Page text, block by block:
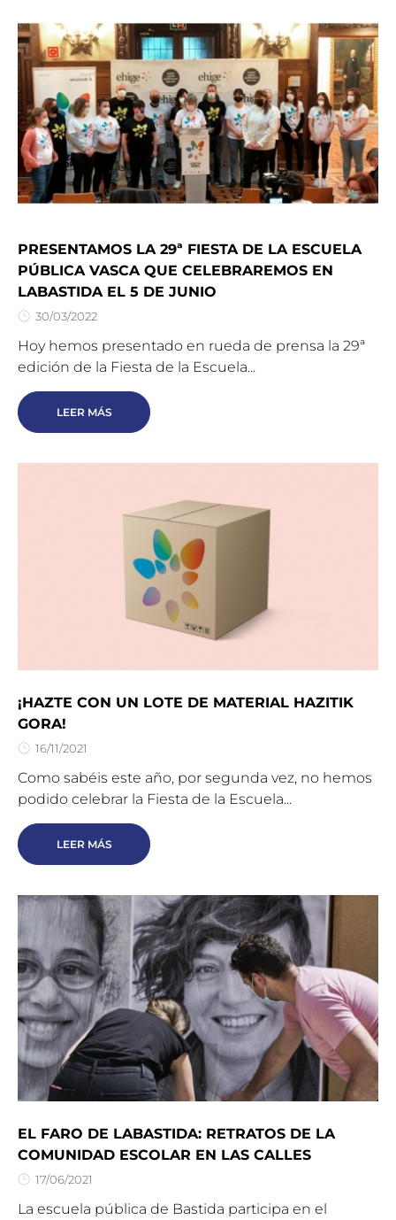
PRESENTAMOS LA 29ª FIESTA DE LA ESCUELA
PÚBLICA VASCA QUE CELEBRAREMOS EN
LABASTIDA EL 5 DE JUNIO
30/03/2022
Hoy hemos presentado en rueda de prensa la 29ª
edición de la Fiesta de la Escuela...
LEER MÁS
¡HAZTE CON UN LOTE DE MATERIAL HAZITIK
GORA!
16/11/2021
Como sabéis este año, por segunda vez, no hemos
podido celebrar la Fiesta de la Escuela...
LEER MÁS
EL FARO DE LABASTIDA: RETRATOS DE LA
COMUNIDAD ESCOLAR EN LAS CALLES
17/06/2021
La escuela pública de Bastida participa en el